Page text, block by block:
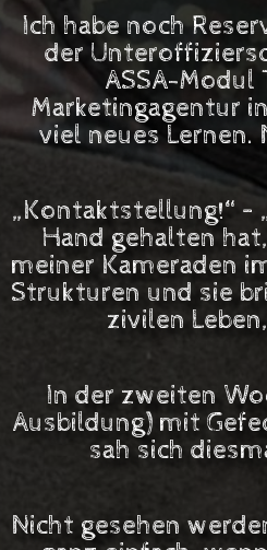
Ich habe noch
der
ASSA-Modul
Marketingagentur
viel neues Lernen.
„Kontaktstellung!“ –
Hand gehalten
meiner Kameraden
Strukturen und sie
zivilen
In der zweiten
Ausbildung) mit
sah sich
Nicht gesehen